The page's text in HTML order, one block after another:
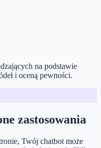
na podstawie
i oceną pewności.
zastosowania
Twój chatbot może